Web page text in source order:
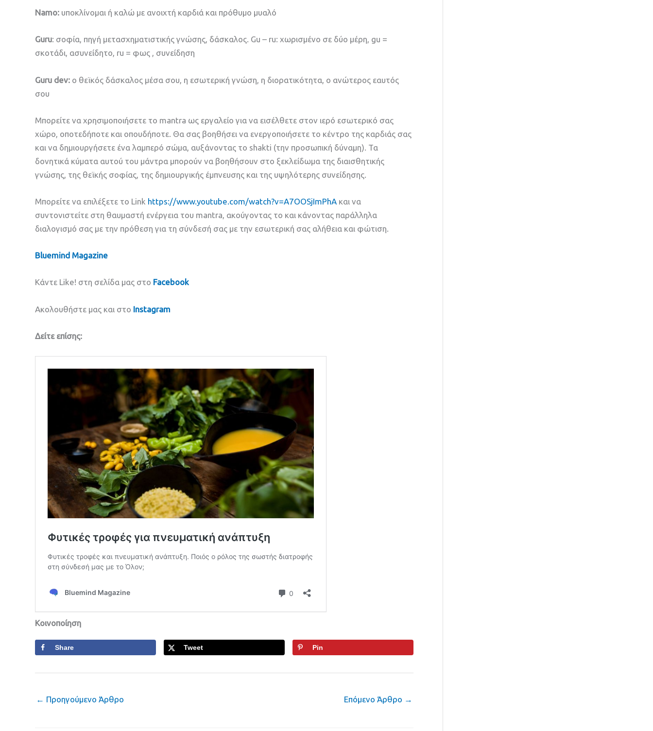
Namo: υποκλίνομαι ή καλώ με ανοιχτή καρδιά και πρόθυμο μυαλό
Guru: σοφία, πηγή μετασχηματιστικής γνώσης, δάσκαλος. Gu – ru: χωρισμένο σε δύο μέρη, gu =
σκοτάδι, ασυνείδητο, ru = φως , συνείδηση ​​
Guru dev: ο θεϊκός δάσκαλος μέσα σου, η εσωτερική γνώση, η διορατικότητα, ο ανώτερος εαυτός
σου
Μπορείτε να χρησιμοποιήσετε το mantra ως εργαλείο για να εισέλθετε στον ιερό εσωτερικό σας
χώρο, οποτεδήποτε και οπουδήποτε. Θα σας βοηθήσει να ενεργοποιήσετε το κέντρο της καρδιάς σας
και να δημιουργήσετε ένα λαμπερό σώμα, αυξάνοντας το shakti (την προσωπική δύναμη). Τα
δονητικά κύματα αυτού του μάντρα μπορούν να βοηθήσουν στο ξεκλείδωμα της διαισθητικής
γνώσης, της θεϊκής σοφίας, της δημιουργικής έμπνευσης και της υψηλότερης συνείδησης.
Μπορείτε να επιλέξετε το Link https://www.youtube.com/watch?v=A7OOSjImPhA και να
συντονιστείτε στη θαυμαστή ενέργεια του mantra, ακούγοντας το και κάνοντας παράλληλα
διαλογισμό σας με την πρόθεση για τη σύνδεσή σας με την εσωτερική σας αλήθεια και φώτιση.
Bluemind Magazine
Κάντε Like! στη σελίδα μας στο Facebook
Ακολουθήστε μας και στο Instagram
Δείτε επίσης:
Κοινοποίηση
Share Tweet Pin
← Προηγούμενο Άρθρο Επόμενο Άρθρο →